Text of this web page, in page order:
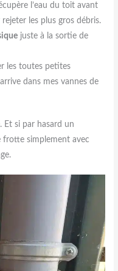
l’eau du toit avant
les plus gros débris.
juste à la sortie de
les toutes petites
dans mes vannes de
Et si par hasard un
frotte simplement avec